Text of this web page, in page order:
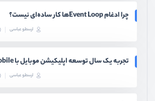
چرا ادغام Event Loopها کار ساده‌ای نیست؟
ارسطو عباسی
تجربه یک سال توسعه اپلیکیشن موبایل با GoMobile
ارسطو عباسی